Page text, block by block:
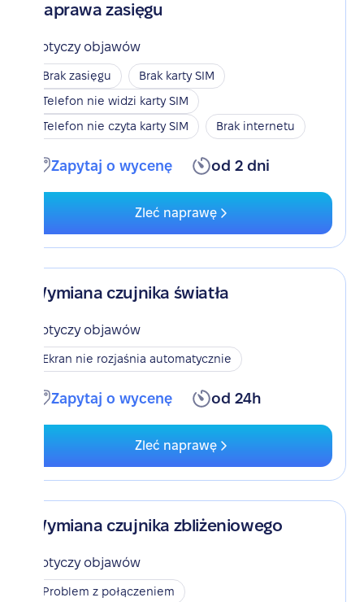
Naprawa zasięgu
Dotyczy objawów
Brak zasięgu
Brak karty SIM
Telefon nie widzi karty SIM
Telefon nie czyta karty SIM
Brak internetu
Zapytaj o wycenę od 2 dni
Zleć naprawę
Wymiana czujnika światła
Dotyczy objawów
Ekran nie rozjaśnia automatycznie
Zapytaj o wycenę od 24h
Zleć naprawę
Wymiana czujnika zbliżeniowego
Dotyczy objawów
Problem z połączeniem